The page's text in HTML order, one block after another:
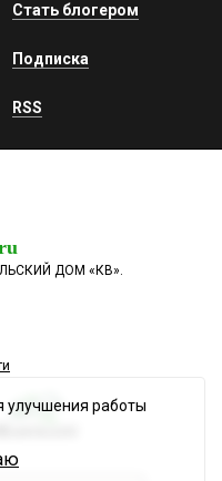
Стать блогером
Подписка
RSS
ДОМ «КВ».
улучшения работы